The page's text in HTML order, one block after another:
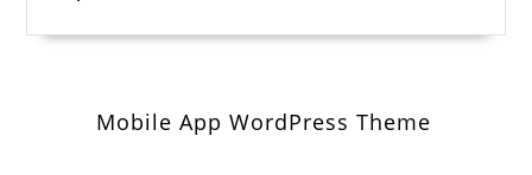
Mobile App WordPress Theme